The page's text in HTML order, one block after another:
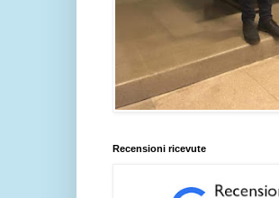
Recensioni ricevute